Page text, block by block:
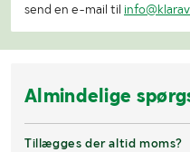
send en e-mail til
Almindelige
Tillægges der altid moms?